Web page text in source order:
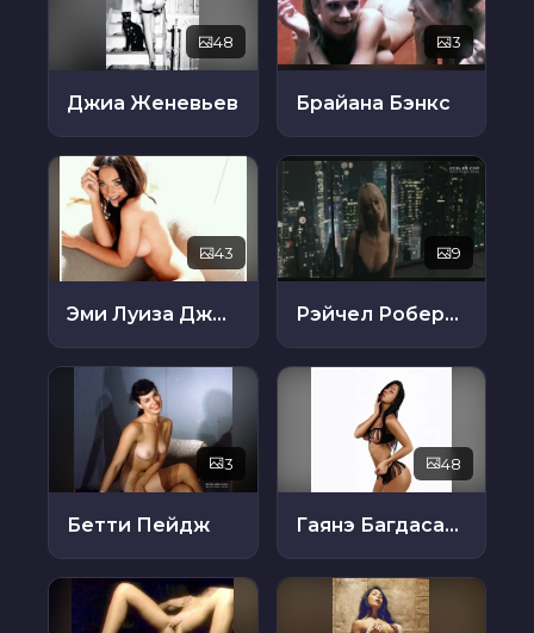
48
Джиа Женевьев
3
Брайана Бэнкс
43
Эми Луиза Джексон
9
Рэйчел Робертс
3
Бетти Пейдж
48
Гаянэ Багдасарян